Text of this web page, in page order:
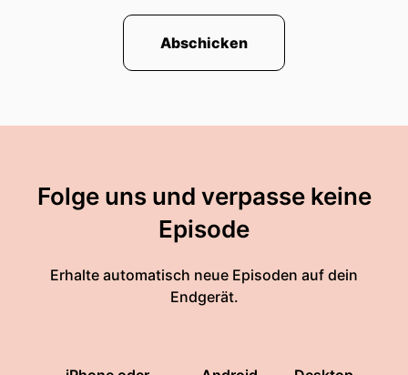
Abschicken
Folge uns und verpasse keine
Episode
Erhalte automatisch neue Episoden auf dein
Endgerät.